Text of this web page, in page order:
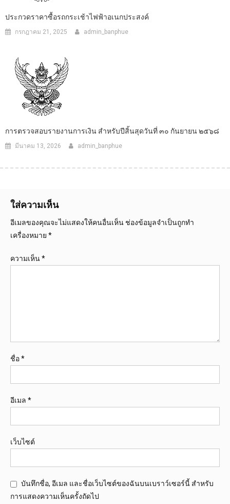
ประกวดราคาซื้อรถกระเช้าไฟฟ้าอเนกประสงค์
กรกฎาคม 21, 2025 admin_banphue
การตรวจสอบรายงานการเงิน สำหรับปีสิ้นสุดวันที่ ๓๐ กันยายน ๒๕๖๘
มีนาคม 13, 2026 admin_banphue
ใส่ความเห็น
อีเมลของคุณจะไม่แสดงให้คนอื่นเห็น ช่องข้อมูลจำเป็นถูกทำ
เครื่องหมาย *
ความเห็น*
ชื่อ*
อีเมล *
เว็บไซต์
บันทึกชื่อ, อีเมล และชื่อเว็บไซต์ของฉันบนเบราว์เซอร์นี้ สำหรับ
การแสดงความเห็นครั้งถัดไป